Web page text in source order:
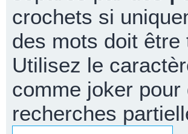
crochets si
des mots doit être
Utilisez le
comme joker pour
recherches